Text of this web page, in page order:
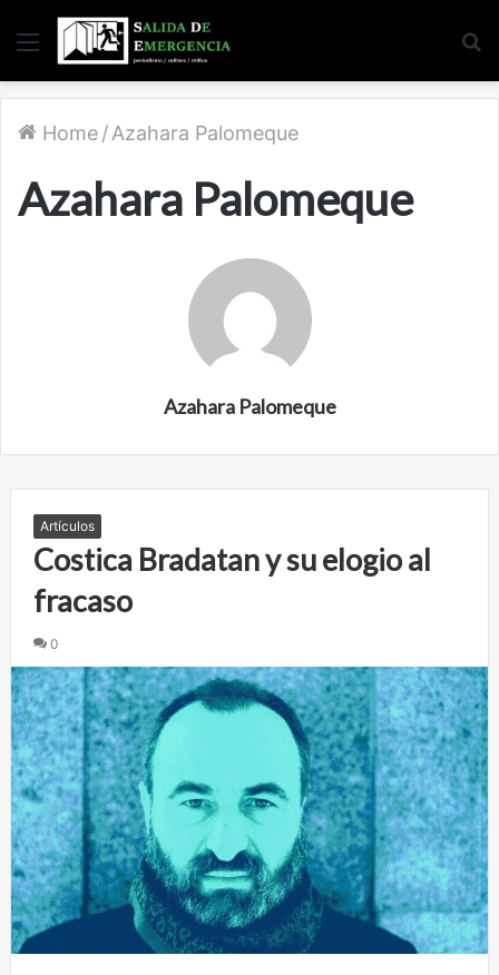
Home/Azahara Palomeque
Azahara Palomeque
Azahara Palomeque
Artículos
Costica Bradatan y su elogio al
fracaso
0